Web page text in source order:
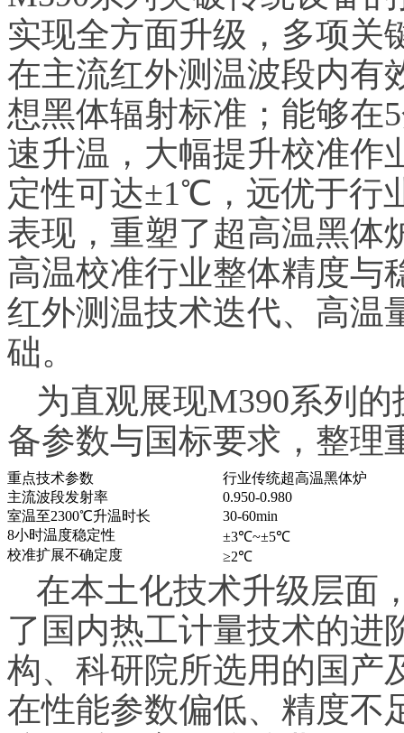
实现全方面升级，多项关
在主流红外测温波段内有
想黑体辐射标准；能够在
速升温，大幅提升校准作
定性可达±1℃，远优于行
表现，重塑了超高温黑体
高温校准行业整体精度与
红外测温技术迭代、高温
础。
为直观展现M390系列
备参数与国标要求，整理
重点技术参数
行业传统超高温黑体炉
主流波段发射率
0.950-0.980
室温至2300℃升温时长
30-60min
8小时温度稳定性
±3℃~±5℃
校准扩展不确定度
≥2℃
在本土化技术升级层面
了国内热工计量技术的进
构、科研院所选用的国产
在性能参数偏低、精度不